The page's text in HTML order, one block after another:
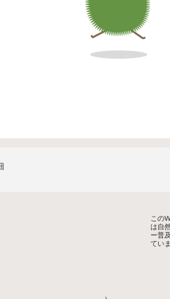
この
は自
ー普
てい